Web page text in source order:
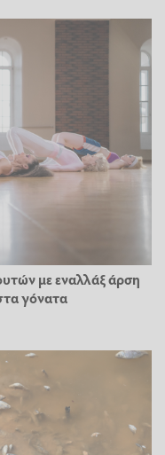
με εναλλάξ άρση
γόνατα